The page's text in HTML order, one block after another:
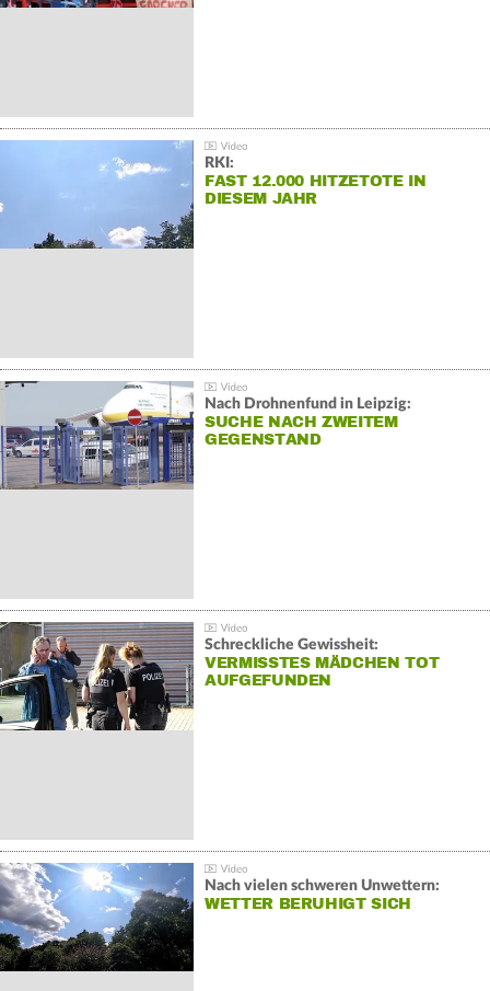
RKI:
FAST 12.000 HITZETOTE IN
DIESEM JAHR
Nach Drohnenfund in Leipzig:
SUCHE NACH ZWEITEM
GEGENSTAND
Schreckliche Gewissheit:
VERMISSTES MÄDCHEN TOT
AUFGEFUNDEN
Nach vielen schweren Unwettern:
WETTER BERUHIGT SICH